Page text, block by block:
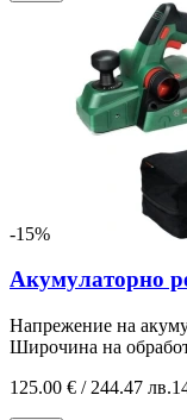
-15%
Акумулаторно
Напрежение на
Широчина на
125.00 € / 244.47 лв.